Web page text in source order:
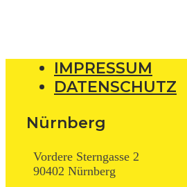
IMPRESSUM
DATENSCHUTZ
Nürnberg
Vordere Sterngasse 2
90402 Nürnberg